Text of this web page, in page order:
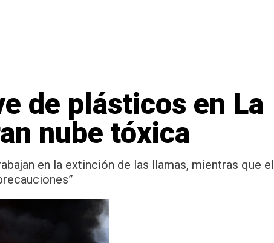
de plásticos en La
nube tóxica
en la extinción de las llamas, mientras que el